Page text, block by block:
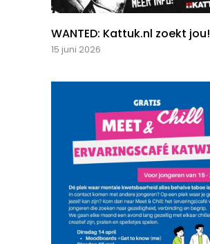
WANTED: Kattuk.nl zoekt jou!
15 juni 2026